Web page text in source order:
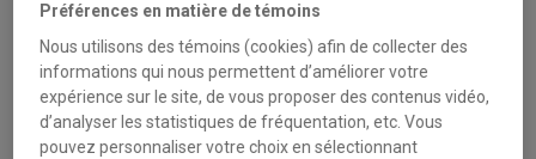
Préférences en matière de témoins
Nous utilisons des témoins (cookies) afin de collecter des
informations qui nous permettent d’améliorer votre
expérience sur le site, de vous proposer des contenus vidéo,
d’analyser les statistiques de fréquentation, etc. Vous
pouvez personnaliser votre choix en sélectionnant